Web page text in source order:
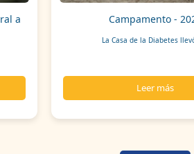
a Campamento -
La Casa de la Diabetes llevó
Leer más